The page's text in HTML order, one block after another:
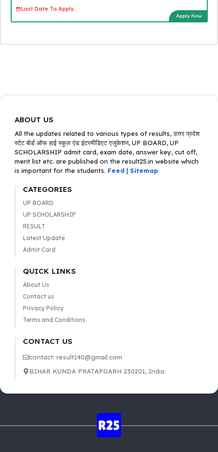
Last Date To Apply:
Apply Now
ABOUT US
All the updates related to various types of results, उत्तर प्रदेश
स्टेट बोर्ड ऑफ हाई स्कूल एंड इंटरमीडिएट एजुकेशन, UP BOARD, UP
SCHOLARSHIP admit card, exam date, answer key, cut off,
merit list etc. are published on the result25.in website which
is important for the students. Feed | Sitemap
CATEGORIES
UP BOARD
UP SCHOLARSHIP
RESULT
Latest Update
Admit Card
QUICK LINKS
About Us
Contact us
Privacy Policy
Terms and Conditions
CONTACT US
contact: result140@gmail.com
BIHAR KUNDA PRATAPGARH 230201, India